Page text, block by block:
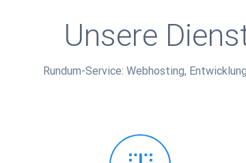
Unsere
Rundum-Service: Webhosting,